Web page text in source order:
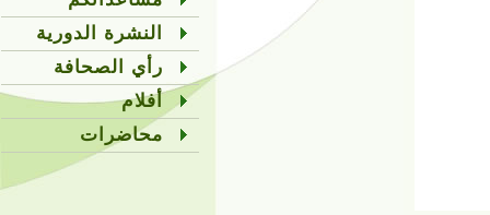
النشرة الدورية
رأي الصحافة
أفلام
محاضرات